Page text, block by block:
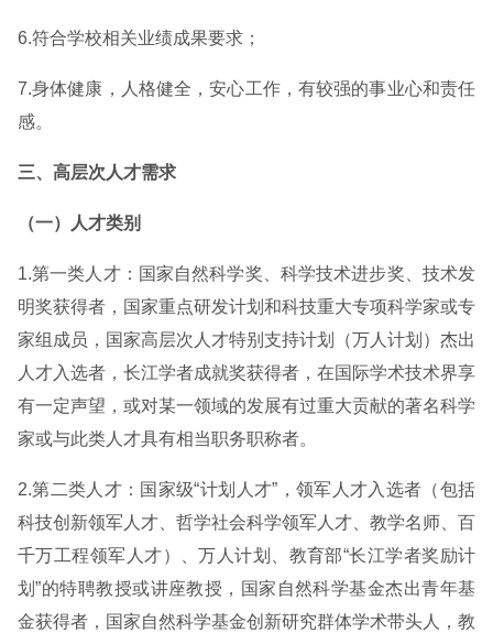
6.符合学校相关业绩成果要求；
7.身体健康，人格健全，安心工作，有较强的事业心和责任
感。
三、高层次人才需求
（一）人才类别
1.第一类人才：国家自然科学奖、科学技术进步奖、技术发
明奖获得者，国家重点研发计划和科技重大专项科学家或专
家组成员，国家高层次人才特别支持计划（万人计划）杰出
人才入选者，长江学者成就奖获得者，在国际学术技术界享
有一定声望，或对某一领域的发展有过重大贡献的著名科学
家或与此类人才具有相当职务职称者。
2.第二类人才：国家级“计划人才”，领军人才入选者（包括
科技创新领军人才、哲学社会科学领军人才、教学名师、百
千万工程领军人才）、万人计划、教育部“长江学者奖励计
划”的特聘教授或讲座教授，国家自然科学基金杰出青年基
金获得者，国家自然科学基金创新研究群体学术带头人，教